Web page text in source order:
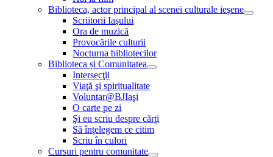
Biblioteca, actor principal al scenei culturale ieşene
Scriitorii Iaşului
Ora de muzică
Provocările culturii
Nocturna bibliotecilor
Biblioteca și Comunitatea
Intersecţii
Viaţă şi spiritualitate
Voluntar@BJIaşi
O carte pe zi
Şi eu scriu despre cărţi
Să înţelegem ce citim
Scriu în culori
Cursuri pentru comunitate